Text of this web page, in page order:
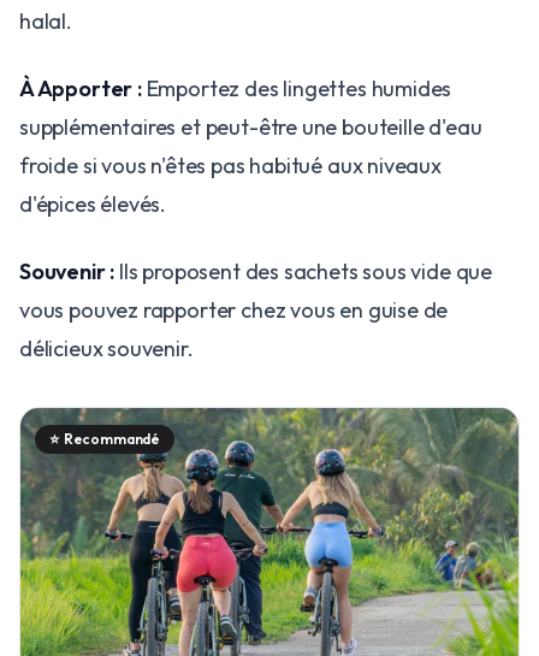
halal.
À Apporter :Emportez des lingettes humides
supplémentaires et peut-être une bouteille d'eau
froide si vous n'êtes pas habitué aux niveaux
d'épices élevés.
Souvenir : Ils proposent des sachets sous vide que
vous pouvez rapporter chez vous en guise de
délicieux souvenir.
⭐ Recommandé